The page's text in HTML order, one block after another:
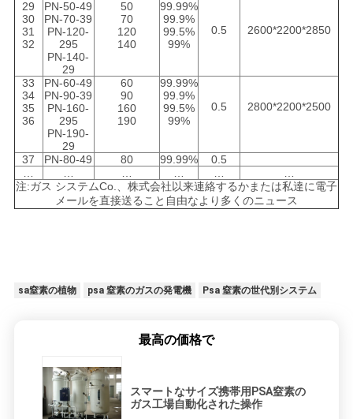
29
30
31
32
PN-50-49
PN-70-39
PN-120-
295
PN-140-
29
50
70
120
140
99.99%
99.9%
99.5%
99%
0.5 2600*2200*2850
33
34
35
36
PN-60-49
PN-90-39
PN-160-
295
PN-190-
29
60
90
160
190
99.99%
99.9%
99.5%
99%
0.5 2800*2200*2500
37 PN-80-49 80 99.99%
0.5
注:ガス システムCo.、株式会社以来連絡するかまたは私達に電子
メールを直接送ること自由なより多くのニュース
sa窒素の植物 psa 窒素のガスの発電機 Psa 窒素の世代別システム
最高の価格で
スマートなサイズ携帯用PSA窒素の
ガス工場自動化された操作